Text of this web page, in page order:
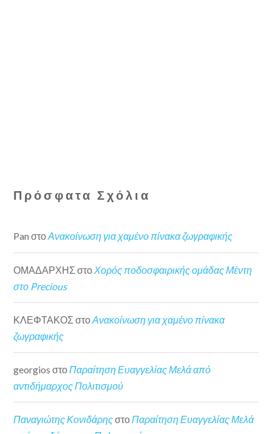
Πρόσφατα Σχόλια
Pan στοΑνακοίνωση για χαμένο πίνακα ζωγραφικής
ΟΜΑΔΑΡΧΗΣ στο Χορός ποδοσφαιρικής ομάδας Μέντη
στο Precious
ΚΛΕΦΤΑΚΟΣ στοΑνακοίνωση για χαμένο πίνακα
ζωγραφικής
georgios στοΠαραίτηση Ευαγγελίας Μελά από
αντιδήμαρχος Πολιτισμού
Παναγιώτης ΚονιδάρηςστοΠαραίτηση Ευαγγελίας Μελά